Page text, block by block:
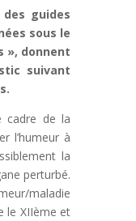
guides
sous le
», donnent
suivant
cadre de la
l’humeur à
la
perturbé.
maladie
le XIIème et